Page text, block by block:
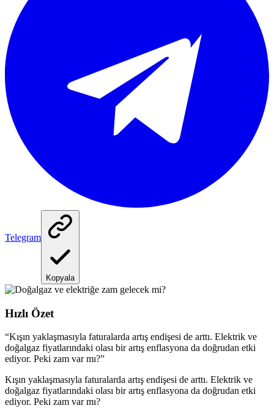
Telegram
Kopyala
Hızlı Özet
“Kışın yaklaşmasıyla faturalarda artış endişesi de arttı. Elektrik ve
doğalgaz fiyatlarındaki olası bir artış enflasyona da doğrudan etki
ediyor. Peki zam var mı?”
Kışın yaklaşmasıyla faturalarda artış endişesi de arttı. Elektrik ve
doğalgaz fiyatlarındaki olası bir artış enflasyona da doğrudan etki
ediyor. Peki zam var mı?